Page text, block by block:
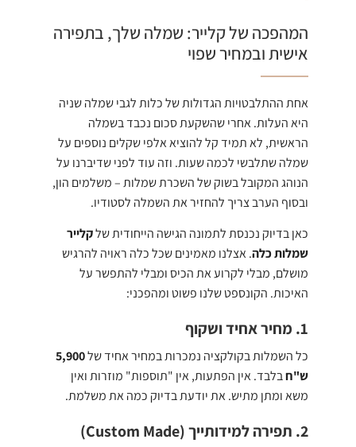
המהפכה של קלייר: שמלה שלך, בתפירה
אישית ובמחיר שפוי
אחת ההתלבטויות הגדולות של כלות לגבי שמלה שניה
היא העלות. אחרי שהשקעת סכום נכבד בשמלה
הראשית, לא תמיד קל להוציא אלפי שקלים נוספים על
שמלה שתלבשי לכמה שעות. וזה עוד לפני שדיברנו על
הנוהג המקובל בשוק של השכרת שמלות – משלמים הון,
ובסוף הערב צריך להחזיר את השמלה לסטודיו.
כאן בדיוק נכנסת לתמונה הגישה הייחודית שלקלייר
שמלות כלה. אצלנו מאמינים שכל כלה ראויה להרגיש
מושלם, מבלי לקרוע את הכיס ומבלי להתפשר על
האיכות. הקונספט שלנו פשוט ומהפכני:
1. מחיר אחיד ושקוף
כל השמלות בקולקציה נמכרות במחיר אחיד של5,900
ש"חבלבד. אין הפתעות, אין "תוספות" מוזרות ואין
משא ומתן מתיש. את יודעת בדיוק כמה את משלמת.
2. תפירה למידותייך (Custom Made)